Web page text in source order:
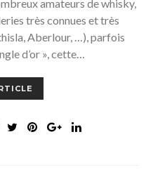
amateurs de whisky,
très connues et très
Aberlour, …), parfois
d’or », cette…